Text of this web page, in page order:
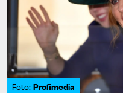
Foto: Profimedia